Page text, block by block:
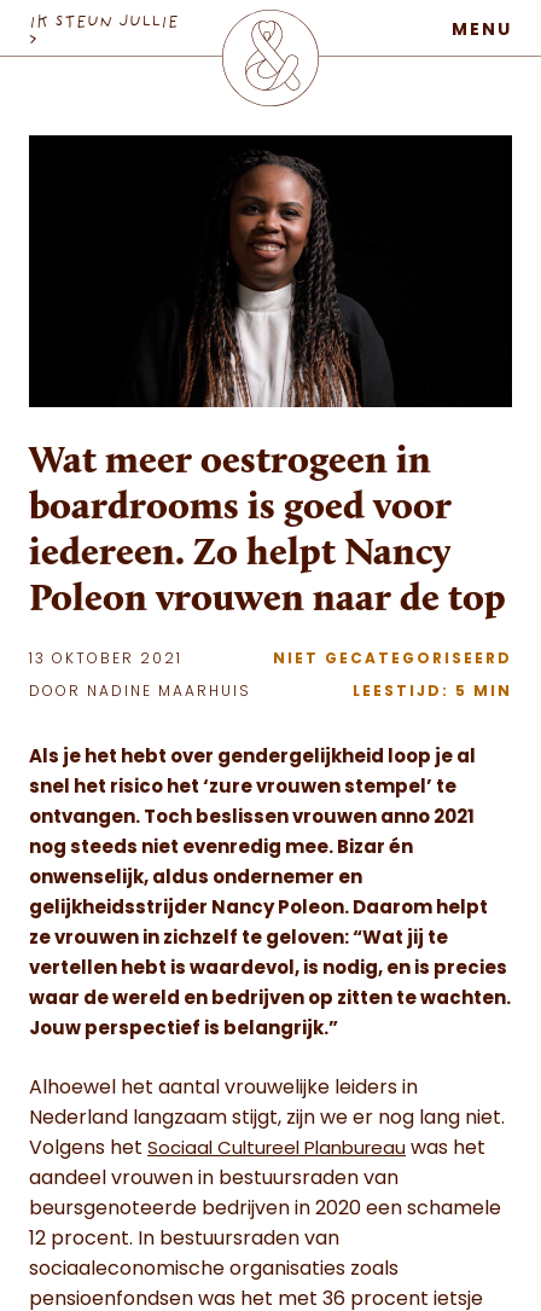
MaatschapWij
MENU
IK STEUN JULLIE
>
Wat meer oestrogeen in
boardrooms is goed voor
iedereen. Zo helpt Nancy
Poleon vrouwen naar de top
13 OKTOBER 2021
DOOR NADINE MAARHUIS
NIET GECATEGORISEERD
LEESTIJD: 5 MIN
Als je het hebt over gendergelijkheid loop je al
snel het risico het ‘zure vrouwen stempel’ te
ontvangen. Toch beslissen vrouwen anno 2021
nog steeds niet evenredig mee. Bizar én
onwenselijk, aldus ondernemer en
gelijkheidsstrijder Nancy Poleon. Daarom helpt
ze vrouwen in zichzelf te geloven: “Wat jij te
vertellen hebt is waardevol, is nodig, en is precies
waar de wereld en bedrijven op zitten te wachten.
Jouw perspectief is belangrijk.”
Alhoewel het aantal vrouwelijke leiders in
Nederland langzaam stijgt, zijn we er nog lang niet.
Volgens het Sociaal Cultureel Planbureau was het
aandeel vrouwen in bestuursraden van
beursgenoteerde bedrijven in 2020 een schamele
12 procent. In bestuursraden van
sociaaleconomische organisaties zoals
pensioenfondsen was het met 36 procent ietsje